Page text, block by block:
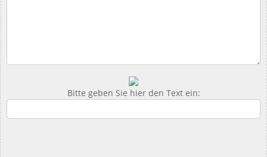
Bitte geben Sie hier den Text ein: